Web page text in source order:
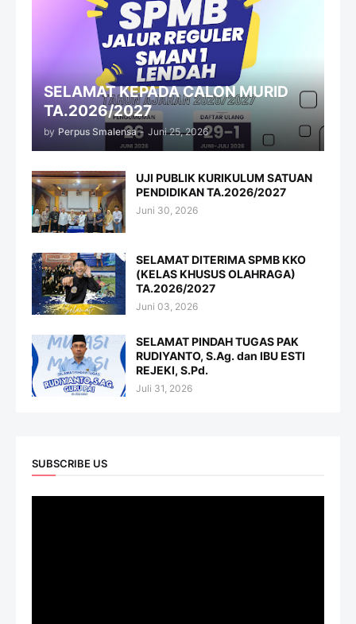
SELAMAT KEPADA CALON MURID
TA.2026/2027
by Perpus Smalensa - Juni 25, 2026
UJI PUBLIK KURIKULUM SATUAN
PENDIDIKAN TA.2026/2027
Juni 30, 2026
SELAMAT DITERIMA SPMB KKO
(KELAS KHUSUS OLAHRAGA)
TA.2026/2027
Juni 03, 2026
SELAMAT PINDAH TUGAS PAK
RUDIYANTO, S.Ag. dan IBU ESTI
REJEKI, S.Pd.
Juli 31, 2026
SUBSCRIBE US